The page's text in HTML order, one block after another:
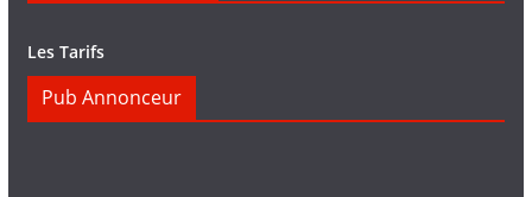
Les Tarifs
Pub Annonceur